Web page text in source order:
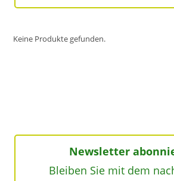
Keine Produkte gefunden.
Newsletter
Bleiben Sie mit dem